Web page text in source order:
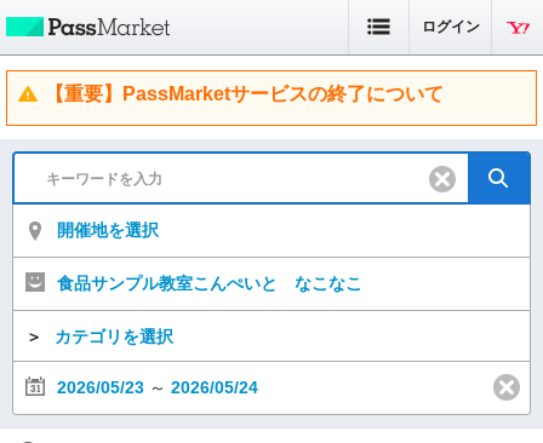
ログイン
【重要】PassMarketサービスの終了について
開催地を選択
食品サンプル教室こんぺいと なこなこ
＞ カテゴリを選択
2026/05/23 ～ 2026/05/24